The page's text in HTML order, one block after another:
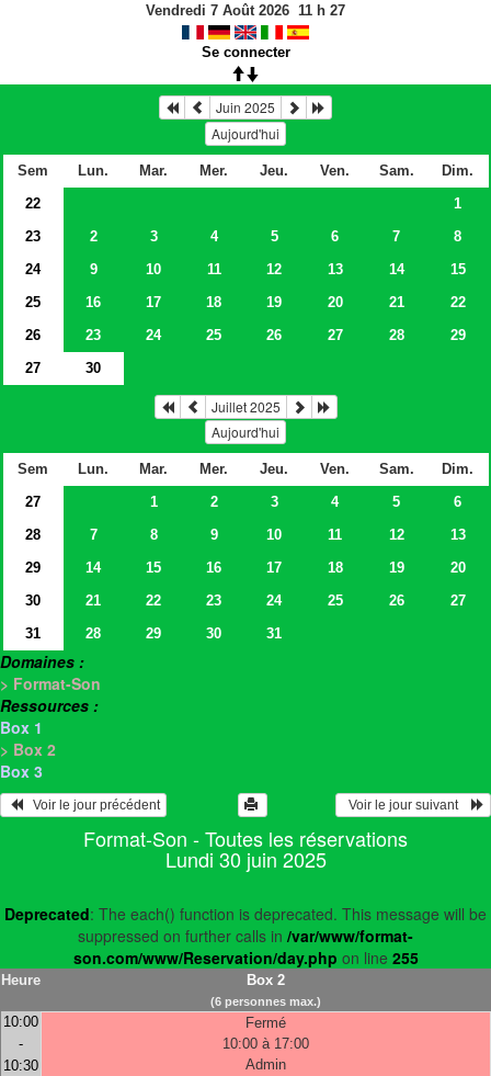
Vendredi 7 Août 2026 11 h 27
Se connecter
Juin 2025
Aujourd'hui
Sem Lun. Mar. Mer. Jeu. Ven. Sam.
Dim.
22
1
23
2 3 4 5 6 7
8
24
9 10 11 12 13 14
15
25
16 17 18 19 20 21
22
26
23 24 25 26 27 28
29
27
30
Juillet 2025
Aujourd'hui
Sem Lun. Mar. Mer. Jeu. Ven. Sam.
Dim.
27
1 2 3 4 5
6
28
7 8 9 10 11 12
13
29
14 15 16 17 18 19
20
30
21 22 23 24 25 26
27
31
28 29 30 31
Domaines :
> Format-Son
Ressources :
Box 1
> Box 2
Box 3
   Voir le jour précédent
  Voir le jour suivant
Format-Son - Toutes les réservations
Lundi 30 juin 2025
Deprecated: The each() function is deprecated. This message will be
suppressed on further calls in /var/www/format-
son.com/www/Reservation/day.php on line 255
Heure Box 2
(6 personnes max.)
10:00
-
10:30
Fermé
10:00 à 17:00
Admin